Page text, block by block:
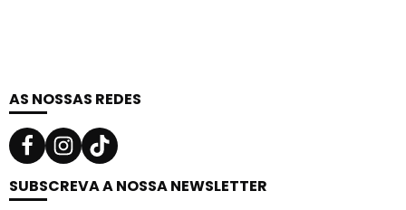
AS NOSSAS REDES
SUBSCREVA A NOSSA NEWSLETTER